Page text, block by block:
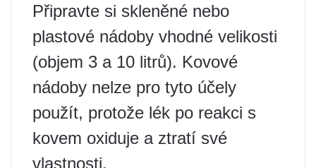
Připravte si skleněné nebo
plastové nádoby vhodné velikosti
(objem 3 a 10 litrů). Kovové
nádoby nelze pro tyto účely
použít, protože lék po reakci s
kovem oxiduje a ztratí své
vlastnosti.